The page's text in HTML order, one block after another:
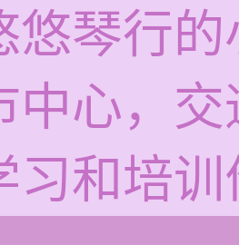
悠琴行
中心，
习和培